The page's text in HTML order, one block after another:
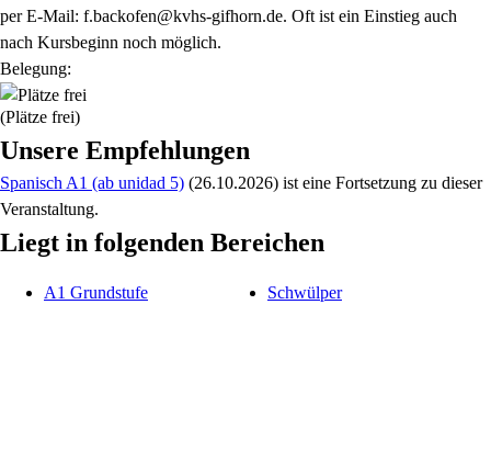
per E-Mail: f.backofen@kvhs-gifhorn.de. Oft ist ein Einstieg auch
nach Kursbeginn noch möglich.
Belegung:
(Plätze frei)
Unsere Empfehlungen
Spanisch A1 (ab unidad 5) (26.10.2026) ist eine Fortsetzung zu dieser
Veranstaltung.
Liegt in folgenden Bereichen
A1 Grundstufe Schwülper